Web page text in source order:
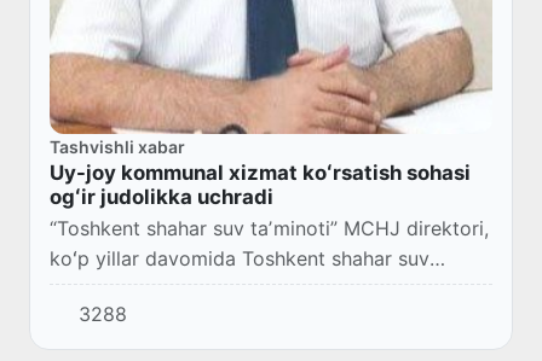
Tashvishli xabar
Uy-joy kommunal xizmat koʻrsatish sohasi
ogʻir judolikka uchradi
“Toshkent shahar suv taʼminoti” MCHJ direktori,
koʻp yillar davomida Toshkent shahar suv
taʼminoti tizimini rivojiga katta hissa qoʻshgan
Mirxidoyatov Toxir Sharapovich 60 yoshida...
3288